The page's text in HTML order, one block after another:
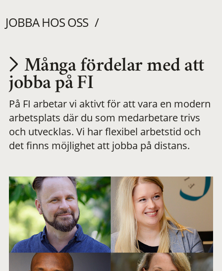
JOBBA HOS OSS
Utvecklas på en
meningsfull och
flexibel
Många fördelar med att
jobba på FI
På FI arbetar vi aktivt för att vara en modern
arbetsplats där du som medarbetare trivs
och utvecklas. Vi har flexibel arbetstid och
det finns möjlighet att jobba på distans.